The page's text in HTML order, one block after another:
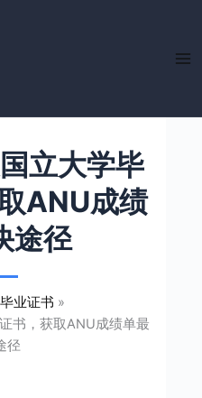
立大学毕
ANU成绩
途径
业证书
书，获取ANU成绩单最
径